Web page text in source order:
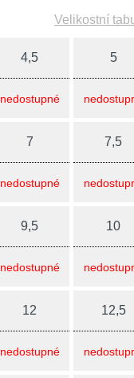
Velikostní
4,5
nedostupné
5
7
nedostupné
7,5
9,5
nedostupné
10
12
nedostupné
12,5